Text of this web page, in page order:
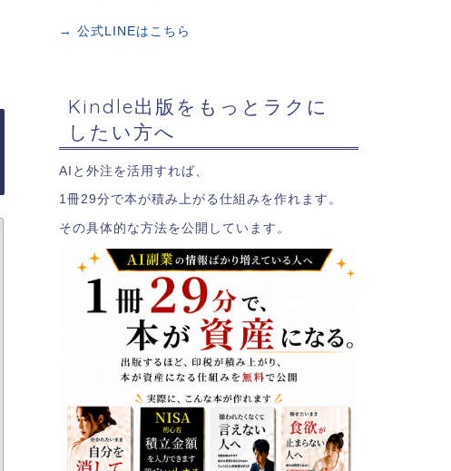
→ 公式LINEはこちら
Kindle出版をもっとラクに
したい方へ
AIと外注を活用すれば、
1冊29分で本が積み上がる仕組みを作れます。
その具体的な方法を公開しています。